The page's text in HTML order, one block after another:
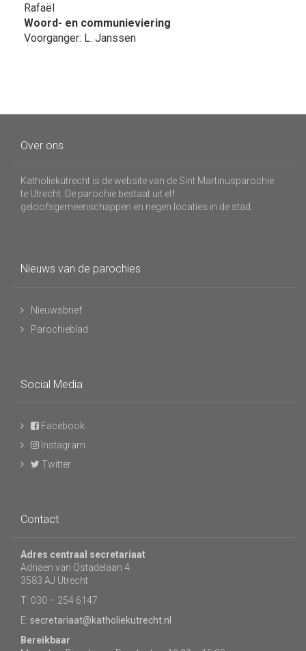
Rafaël
Woord- en communieviering
Voorganger: L. Janssen
Over ons
Katholiekutrecht is de website van de Sint Martinusparochie
te Utrecht. De parochie bestaat uit elf
geloofsgemeenschappen en negen locaties in de stad.
Nieuws van de parochies
Nieuwsbrief
Parochieblad
Social Media
Facebook
Instagram
Twitter
Contact
Adres centraal secretariaat
Adriaen van Ostadelaan 4
3583 AJ Utrecht
T: 030 – 254 6147
E: secretariaat@katholiekutrecht.nl
Bereikbaar